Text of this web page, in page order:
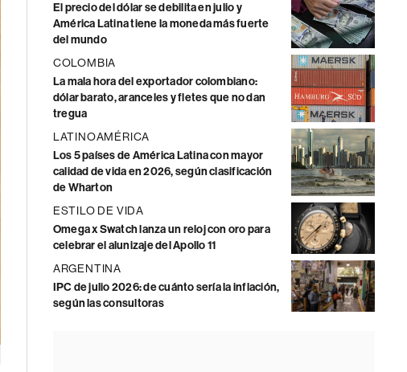
El precio del dólar se debilita en julio y
América Latina tiene la moneda más fuerte
del mundo
COLOMBIA
La mala hora del exportador colombiano:
dólar barato, aranceles y fletes que no dan
tregua
LATINOAMÉRICA
Los 5 países de América Latina con mayor
calidad de vida en 2026, según clasificación
de Wharton
ESTILO DE VIDA
Omega x Swatch lanza un reloj con oro para
celebrar el alunizaje del Apollo 11
ARGENTINA
IPC de julio 2026: de cuánto sería la inflación,
según las consultoras